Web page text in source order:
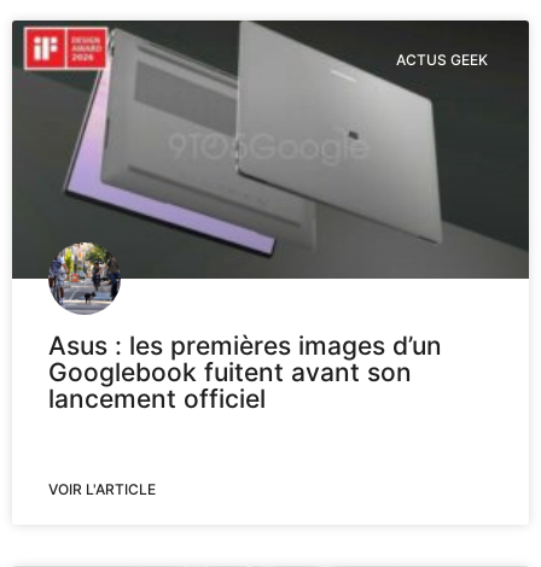
ACTUS GEEK
Asus : les premières images d’un
Googlebook fuitent avant son
lancement officiel
VOIR L'ARTICLE